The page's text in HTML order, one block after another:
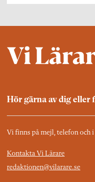
Hör gärna av dig eller
Vi finns på mejl, telefon och i
Kontakta Vi Lärare
redaktionen@vilarare.se